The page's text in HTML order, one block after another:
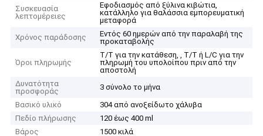
Συσκευασία
λεπτομέρειες
Εφοδιασμός από ξύλινα κιβώτια,
κατάλληλο για θαλάσσια εμπορευματική
μεταφορά
Χρόνος παράδοσης
Εντός 60 ημερών από την παραλαβή της
προκαταβολής
Όροι πληρωμής
T/T για την κατάθεση, , T/T ή L/C για την
πληρωμή του υπολοίπου πριν από την
αποστολή
Δυνατότητα
προσφοράς
3 σύνολο το μήνα
Βασικό υλικό
304 από ανοξείδωτο χάλυβα
Πεδίο πλήρωσης
120 έως 400 ml
Βάρος
1500 κιλά